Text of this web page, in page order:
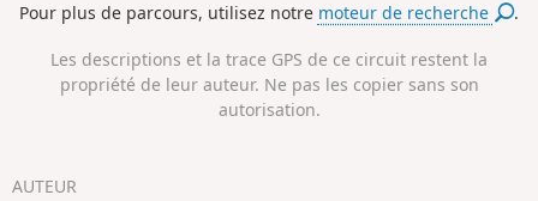
calme apaisant du chemin de halage. Une escapade idéale
Pour plus de parcours, utilisez notre moteur de recherche .
Les descriptions et la trace GPS de ce circuit restent la
propriété de leur auteur. Ne pas les copier sans son
autorisation.
AUTEUR